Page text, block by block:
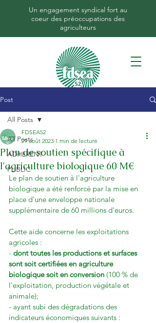
Un engagement syndical fort au
coeur des préoccupations des
agriculteurs
Post
All Posts
ADHERENT
PUBLIC
All Posts
Plan de soutien spécifique à
l'agriculture biologique 60 M€
FDSEA52
29 août 2023 1 min de lecture
Le plan de soutien à l'agriculture
biologique a été renforcé par la mise en
place d'une enveloppe nationale
supplémentaire de 60 millions d'euros.
Cette aide concerne les exploitations
agricoles :
- dont toutes les productions et surfaces
sont soit certifiées en agriculture
biologique soit en conversion (100 % de
l'exploitation, production végétale et
animale);
- ayant subi des dégradations des
indicateurs économiques suivants :